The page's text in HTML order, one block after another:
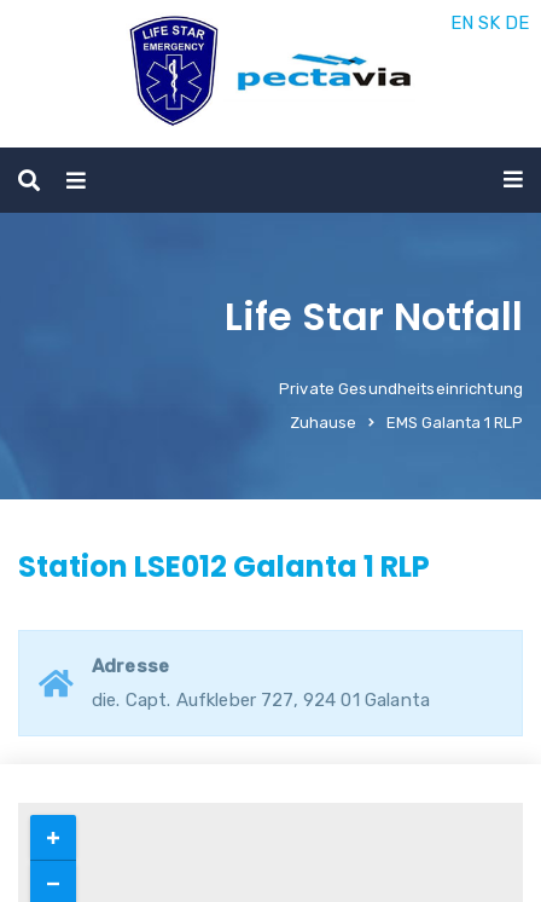
Life Star Notfall
Private Gesundheitseinrichtung
Zuhause
EMS Galanta 1 RLP
Station LSE012 Galanta 1 RLP
Adresse
die. Capt. Aufkleber 727, 924 01 Galanta
EN SK DE